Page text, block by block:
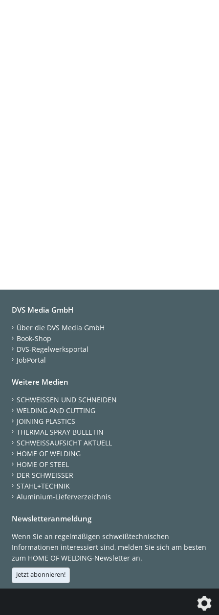
DVS Media GmbH
Über die DVS Media GmbH
Book-Shop
DVS-Regelwerksportal
JobPortal
Weitere Medien
SCHWEISSEN UND SCHNEIDEN
WELDING AND CUTTING
JOINING PLASTICS
THERMAL SPRAY BULLETIN
SCHWEISSAUFSICHT AKTUELL
HOME OF WELDING
HOME OF STEEL
DER SCHWEISSER
STAHL+TECHNIK
Aluminium-Lieferverzeichnis
Newsletteranmeldung
Wenn Sie an regelmäßigen schweißtechnischen
Informationen interessiert sind, melden Sie sich am besten
zum HOME OF WELDING-Newsletter an.
Jetzt abonnieren!